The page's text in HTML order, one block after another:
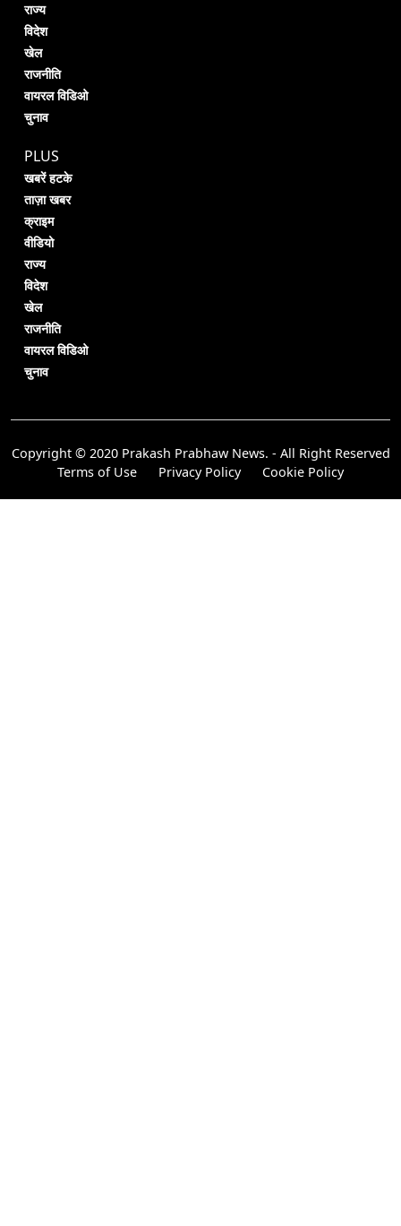
राज्य
विदेश
खेल
राजनीति
वायरल विडिओ
चुनाव
PLUS
खबरें हटके
ताज़ा खबर
क्राइम
वीडियो
राज्य
विदेश
खेल
राजनीति
वायरल विडिओ
चुनाव
Copyright © 2020 Prakash Prabhaw News. - All Right Reserved
Terms of Use
Privacy Policy Cookie Policy